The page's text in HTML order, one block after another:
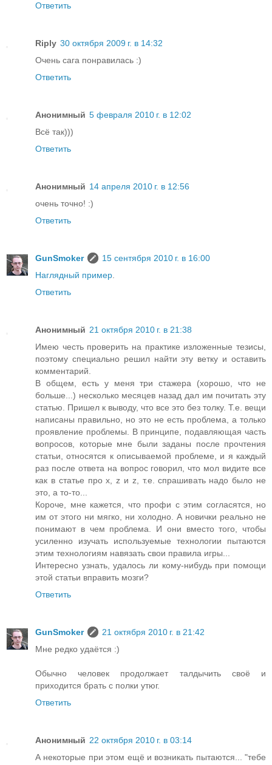
Ответить
Riply 30 октября 2009 г. в 14:32
Очень сага понравилась :)
Ответить
Анонимный 5 февраля 2010 г. в 12:02
Всё так)))
Ответить
Анонимный 14 апреля 2010 г. в 12:56
очень точно! :)
Ответить
GunSmoker
15 сентября 2010 г. в 16:00
Наглядный пример
Ответить
Анонимный 21 октября 2010 г. в 21:38
Имею честь проверить на практике изложенные тезисы,
поэтому специально решил найти эту ветку и оставить
комментарий.
В общем, есть у меня три стажера (хорошо, что не
больше...) несколько месяцев назад дал им почитать эту
статью. Пришел к выводу, что все это без толку. Т.е. вещи
написаны правильно, но это не есть проблема, а только
проявление проблемы. В принципе, подавляющая часть
вопросов, которые мне были заданы после прочтения
статьи, относятся к описываемой проблеме, и я каждый
раз после ответа на вопрос говорил, что мол видите все
как в статье про x, z и z, т.е. спрашивать надо было не
это, а то-то...
Короче, мне кажется, что профи с этим согласятся, но
им от этого ни мягко, ни холодно. А новички реально не
понимают в чем проблема. И они вместо того, чтобы
усиленно изучать используемые технологии пытаются
этим технологиям навязать свои правила игры...
Интересно узнать, удалось ли кому-нибудь при помощи
этой статьи вправить мозги?
Ответить
GunSmoker
21 октября 2010 г. в 21:42
Мне редко удаётся :)
Обычно человек продолжает талдычить своё и
приходится брать с полки утюг.
Ответить
Анонимный 22 октября 2010 г. в 03:14
А некоторые при этом ещё и возникать пытаются... "тебе